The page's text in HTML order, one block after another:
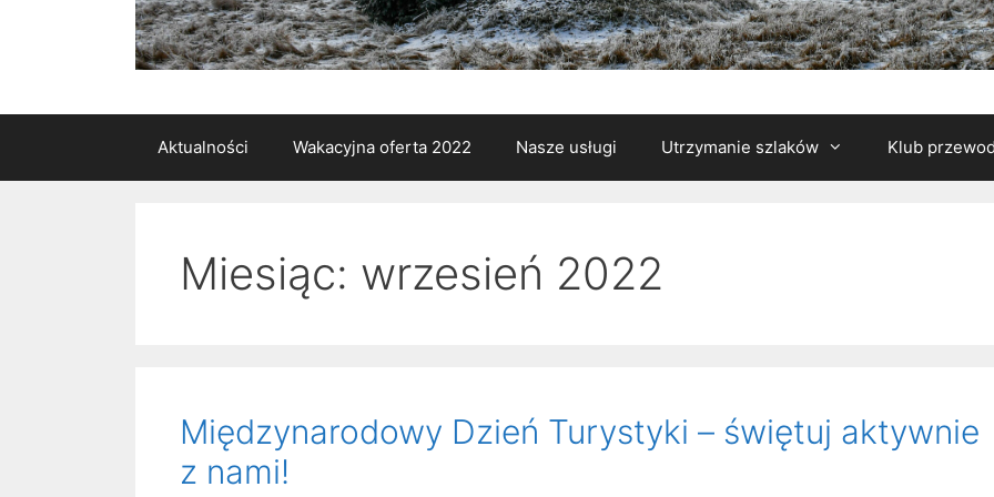
Aktualności Wakacyjna oferta 2022 Nasze usługi Utrzymanie szlaków Klub
Miesiąc: wrzesień 2022
Międzynarodowy Dzień Turystyki – świętuj aktywnie
z nami!